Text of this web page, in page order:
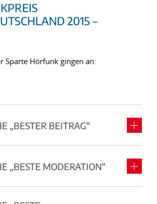
2015 –
Sparte Hörfunk gingen an:
„BESTER BEITRAG“
„BESTE MODERATION“